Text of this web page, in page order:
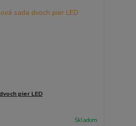
pier LED
Skladom